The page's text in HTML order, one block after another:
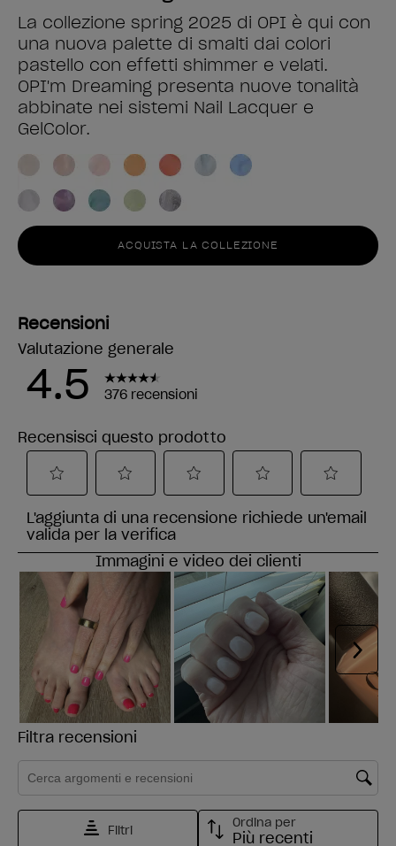
La collezione spring 2025 di OPI è qui con
una nuova palette di smalti dai colori
pastello con effetti shimmer e velati.
OPI'm Dreaming presenta nuove tonalità
abbinate nei sistemi Nail Lacquer e
GelColor.
ACQUISTA LA COLLEZIONE